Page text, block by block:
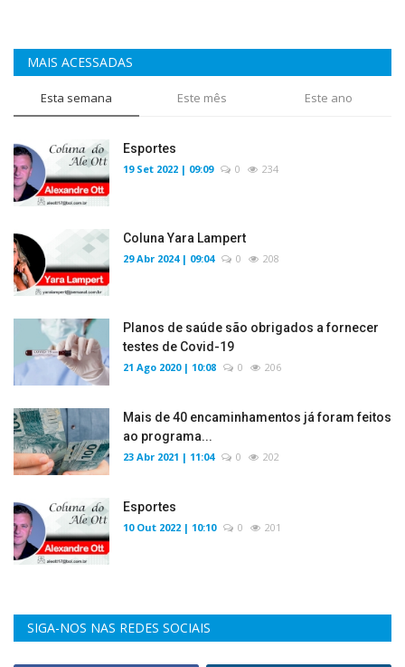
MAIS ACESSADAS
Esta semana Este mês Este ano
Esportes
19 Set 2022 | 09:09 0 234
Coluna Yara Lampert
29 Abr 2024 | 09:04 0 208
Planos de saúde são obrigados a fornecer
testes de Covid-19
21 Ago 2020 | 10:08 0 206
Mais de 40 encaminhamentos já foram feitos
ao programa...
23 Abr 2021 | 11:04 0 202
Esportes
10 Out 2022 | 10:10 0 201
SIGA-NOS NAS REDES SOCIAIS